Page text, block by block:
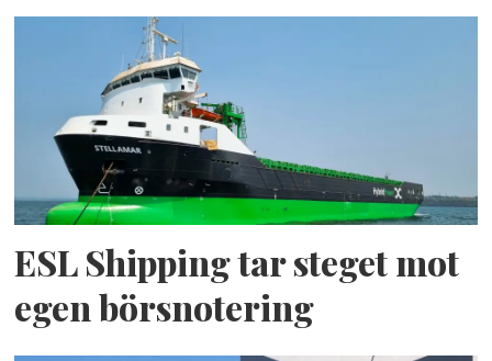
ESL Shipping tar steget mot
egen börsnotering